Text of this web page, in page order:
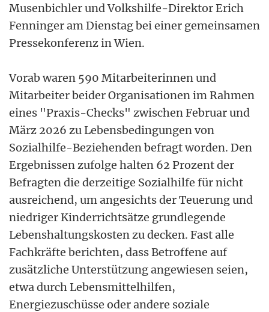
Musenbichler und Volkshilfe-Direktor Erich
Fenninger am Dienstag bei einer gemeinsamen
Pressekonferenz in Wien.
Vorab waren 590 Mitarbeiterinnen und
Mitarbeiter beider Organisationen im Rahmen
eines "Praxis-Checks" zwischen Februar und
März 2026 zu Lebensbedingungen von
Sozialhilfe-Beziehenden befragt worden. Den
Ergebnissen zufolge halten 62 Prozent der
Befragten die derzeitige Sozialhilfe für nicht
ausreichend, um angesichts der Teuerung und
niedriger Kinderrichtsätze grundlegende
Lebenshaltungskosten zu decken. Fast alle
Fachkräfte berichten, dass Betroffene auf
zusätzliche Unterstützung angewiesen seien,
etwa durch Lebensmittelhilfen,
Energiezuschüsse oder andere soziale